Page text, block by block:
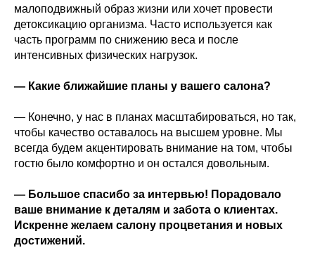
малоподвижный образ жизни или хочет провести
детоксикацию организма. Часто используется как
часть программ по снижению веса и после
интенсивных физических нагрузок.
— Какие ближайшие планы у вашего салона?
— Конечно, у нас в планах масштабироваться, но так,
чтобы качество оставалось на высшем уровне. Мы
всегда будем акцентировать внимание на том, чтобы
гостю было комфортно и он остался довольным.
— Большое спасибо за интервью! Порадовало
ваше внимание к деталям и забота о клиентах.
Искренне желаем салону процветания и новых
достижений.